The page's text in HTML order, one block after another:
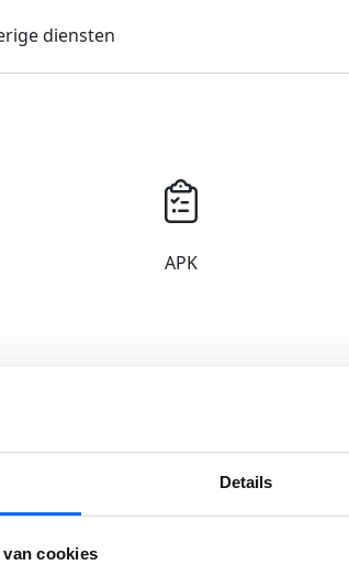
Details
cookies
diensten
APK